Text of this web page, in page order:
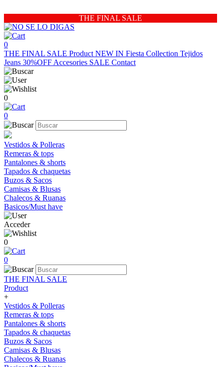
THE FINAL SALE
0
THE FINAL SALE Product NEW IN Fiesta Collection Tejidos
Jeans 30%OFF Accesories SALE Contact
0
0
Vestidos & Polleras
Remeras & tops
Pantalones & shorts
Tapados & chaquetas
Buzos & Sacos
Camisas & Blusas
Chalecos & Ruanas
Basicos/Must have
Acceder
0
0
THE FINAL SALE
Product
+
Vestidos & Polleras
Remeras & tops
Pantalones & shorts
Tapados & chaquetas
Buzos & Sacos
Camisas & Blusas
Chalecos & Ruanas